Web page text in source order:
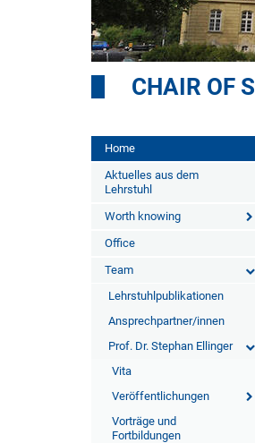
CHAIR OF
Home
Aktuelles aus dem
Lehrstuhl
Worth knowing
Office
Team
Lehrstuhlpublikationen
Ansprechpartner/innen
Prof. Dr. Stephan Ellinger
Vita
Veröffentlichungen
Vorträge und
Fortbildungen